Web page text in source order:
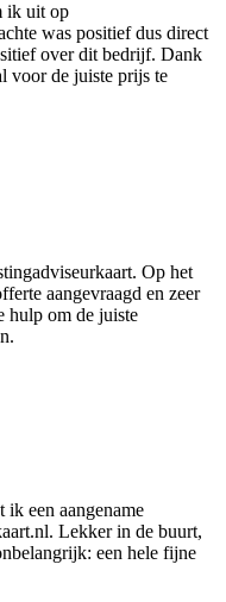
ik uit op
was positief dus direct
over dit bedrijf. Dank
voor de juiste prijs te
Op het
aangevraagd en zeer
om de juiste
een aangename
Lekker in de buurt,
een hele fijne